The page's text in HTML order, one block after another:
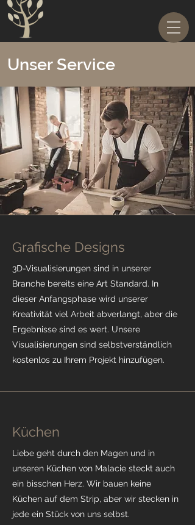
Unser Service
Grafische Designs
3D-Visualisierungen sind in unserer
Branche bereits eine Art Standard. In
dieser Anfangsphase wird unserer
Kreativität viel Arbeit abverlangt, aber die
Ergebnisse sind es wert. Unsere
Visualisierungen sind selbstverständlich
kostenlos zu Ihrem Projekt hinzufügen.
Küchen
Liebe geht durch den Magen und in
unseren Küchen von Malacie steckt auch
ein bisschen Herz. Wir bauen keine
Küchen auf dem Strip, aber wir stecken in
jede ein Stück von uns selbst.